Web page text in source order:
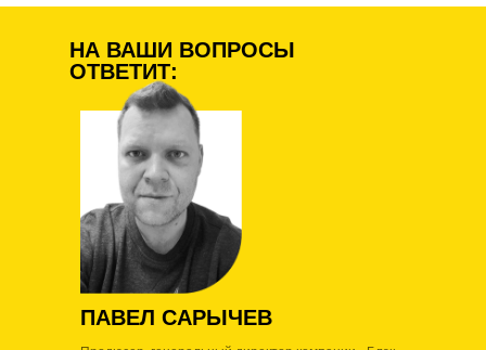
ПАВЕЛ САРЫЧЕВ
НА ВАШИ ВОПРОСЫ
ОТВЕТИТ: